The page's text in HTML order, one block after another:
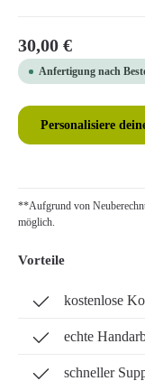
Regulärer Preis:
30,00 €
Anfertigung nach
Personalisiere
**Aufgrund von
möglich.
Vorteile
kostenlose
echte
schneller